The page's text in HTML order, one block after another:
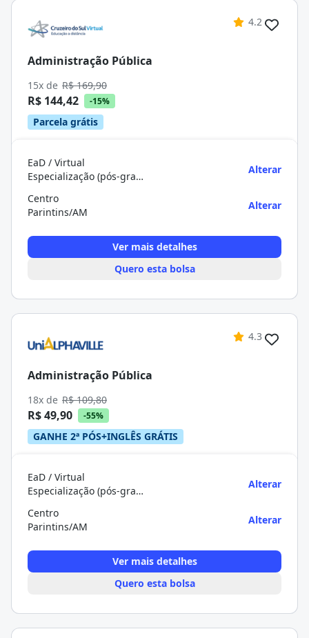
4.2
Administração Pública
15x de R$ 169,90
R$ 144,42 -15%
Parcela grátis
EaD / Virtual
Especialização (pós-graduação)
Alterar
Centro
Parintins/AM
Alterar
Ver mais detalhes
Quero esta bolsa
4.3
Administração Pública
18x de R$ 109,80
R$ 49,90 -55%
GANHE 2ª PÓS+INGLÊS GRÁTIS
EaD / Virtual
Especialização (pós-graduação)
Alterar
Centro
Parintins/AM
Alterar
Ver mais detalhes
Quero esta bolsa